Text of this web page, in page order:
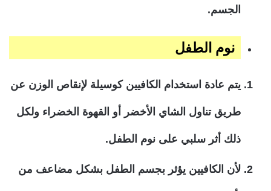
الجسم.
نوم الطفل
يتم عادة استخدام الكافيين كوسيلة لإنقاص الوزن عن
طريق تناول الشاي الأخضر أو القهوة الخضراء ولكل
ذلك أثر سلبي على نوم الطفل.
لأن الكافيين يؤثر بجسم الطفل بشكل مضاعف من